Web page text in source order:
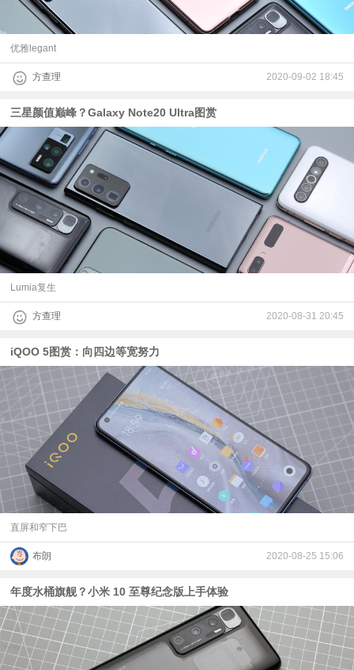
频
科
普
验
题
优雅legant
方查理 2020-09-02 18:45
三星颜值巅峰？Galaxy Note20 Ultra图赏
Lumia复生
方查理 2020-08-31 20:45
iQOO 5图赏：向四边等宽努力
直屏和窄下巴
布朗 2020-08-25 15:06
年度水桶旗舰？小米 10 至尊纪念版上手体验